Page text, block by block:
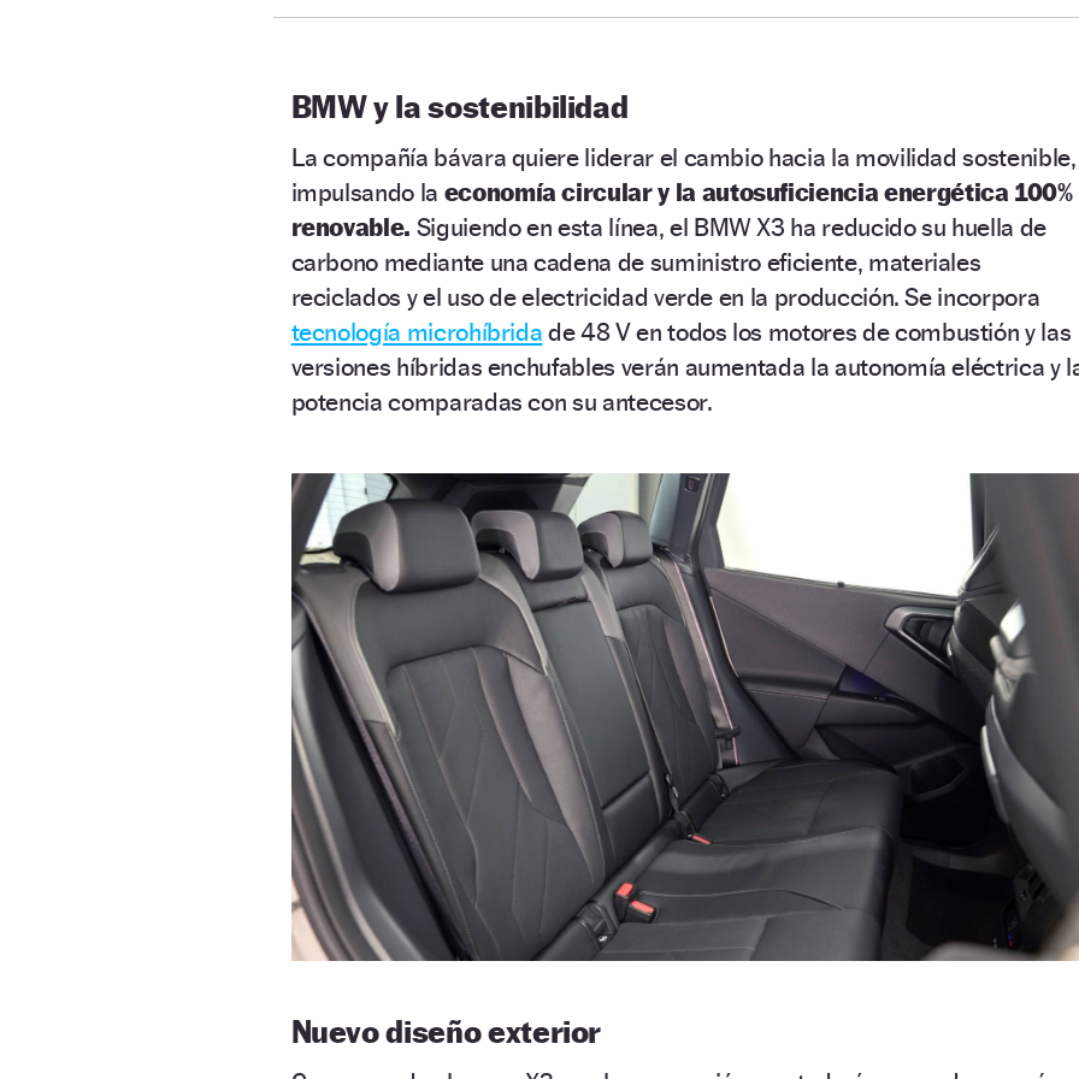
BMW y la sostenibilidad
La compañía bávara quiere liderar el cambio hacia la movilidad sostenible,
impulsando la economía circular y la autosuficiencia energética 100%
renovable. Siguiendo en esta línea, el BMW X3 ha reducido su huella de
carbono mediante una cadena de suministro eficiente, materiales
reciclados y el uso de electricidad verde en la producción. Se incorpora
tecnología microhíbrida de 48 V en todos los motores de combustión y las
versiones híbridas enchufables verán aumentada la autonomía eléctrica y
potencia comparadas con su antecesor.
Nuevo diseño exterior